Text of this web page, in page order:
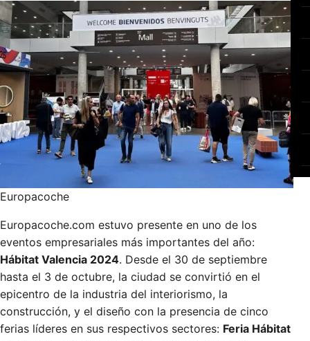
Europacoche
Europacoche.com estuvo presente en uno de los
eventos empresariales más importantes del año:
Hábitat Valencia 2024. Desde el 30 de septiembre
hasta el 3 de octubre, la ciudad se convirtió en el
epicentro de la industria del interiorismo, la
construcción, y el diseño con la presencia de cinco
ferias líderes en sus respectivos sectores: Feria Hábitat